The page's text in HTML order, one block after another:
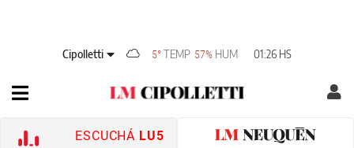
Cipolletti 5° TEMP 57% HUM 01:26 HS
ESCUCHÁ LU5